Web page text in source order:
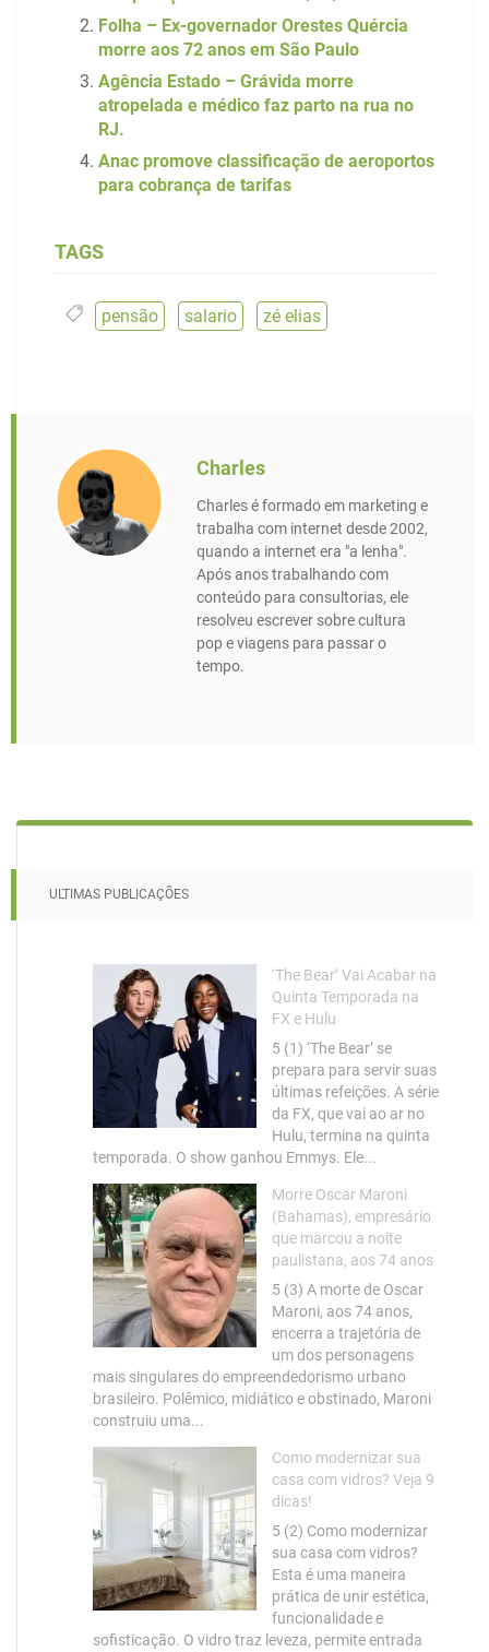
Folha – Ex-governador Orestes Quércia
morre aos 72 anos em São Paulo
Agência Estado – Grávida morre
atropelada e médico faz parto na rua no
RJ.
Anac promove classificação de aeroportos
para cobrança de tarifas
TAGS
pensão salario zé elias
Charles
Charles é formado em marketing e
trabalha com internet desde 2002,
quando a internet era "a lenha".
Após anos trabalhando com
conteúdo para consultorias, ele
resolveu escrever sobre cultura
pop e viagens para passar o
tempo.
ULTIMAS PUBLICAÇÕES
‘The Bear’ Vai Acabar na
Quinta Temporada na
FX e Hulu
5 (1) ‘The Bear’ se
prepara para servir suas
últimas refeições. A série
da FX, que vai ao ar no
Hulu, termina na quinta
temporada. O show ganhou Emmys. Ele...
Morre Oscar Maroni
(Bahamas), empresário
que marcou a noite
paulistana, aos 74 anos
5 (3) A morte de Oscar
Maroni, aos 74 anos,
encerra a trajetória de
um dos personagens
mais singulares do empreendedorismo urbano
brasileiro. Polêmico, midiático e obstinado, Maroni
construiu uma...
Como modernizar sua
casa com vidros? Veja 9
dicas!
5 (2) Como modernizar
sua casa com vidros?
Esta é uma maneira
prática de unir estética,
funcionalidade e
sofisticação. O vidro traz leveza, permite entrada